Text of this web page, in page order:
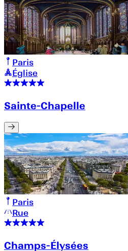
Paris
Église
Sainte-Chapelle
Paris
Rue
Champs-Élysées